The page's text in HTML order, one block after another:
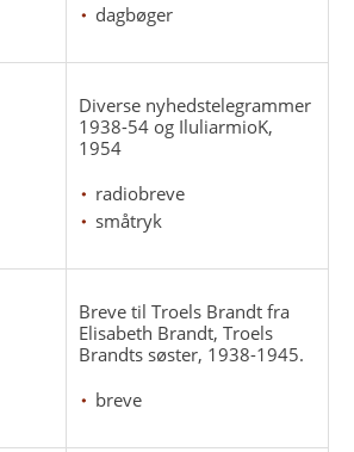
dagbøger
Diverse nyhedstelegrammer
1938-54 og IluliarmioK,
1954
radiobreve
småtryk
Breve til Troels Brandt fra
Elisabeth Brandt, Troels
Brandts søster, 1938-1945.
breve